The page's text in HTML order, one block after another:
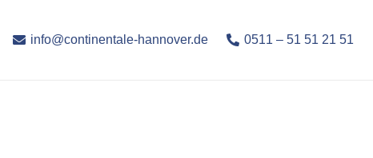
info@continentale-hannover.de 0511 – 51 51 21 51